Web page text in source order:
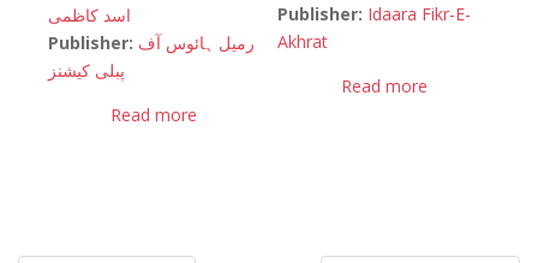
اسد کاظمی
Publisher: رمیل ہائوس آف
پبلی کیشنز
Read more
Publisher: Idaara Fikr-E-
Akhrat
Read more